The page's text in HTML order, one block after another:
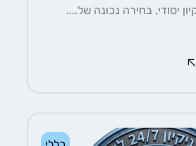
בחירה נכונה של....